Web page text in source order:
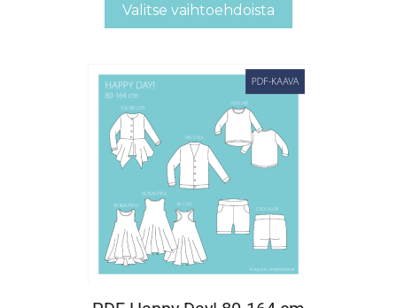
Valitse vaihtoehdoista